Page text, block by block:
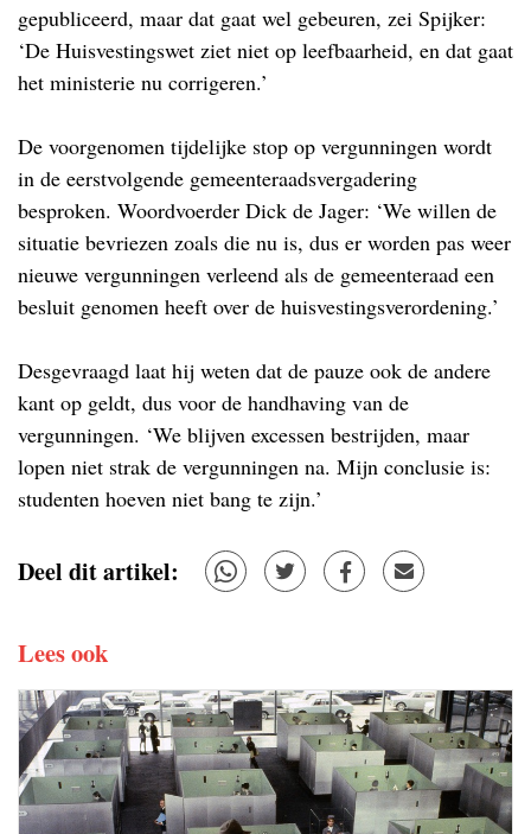
gepubliceerd, maar dat gaat wel gebeuren, zei Spijker:
‘De Huisvestingswet ziet niet op leefbaarheid, en dat gaat
het ministerie nu corrigeren.’
De voorgenomen tijdelijke stop op vergunningen wordt
in de eerstvolgende gemeenteraadsvergadering
besproken. Woordvoerder Dick de Jager: ‘We willen de
situatie bevriezen zoals die nu is, dus er worden pas weer
nieuwe vergunningen verleend als de gemeenteraad een
besluit genomen heeft over de huisvestingsverordening.’
Desgevraagd laat hij weten dat de pauze ook de andere
kant op geldt, dus voor de handhaving van de
vergunningen. ‘We blijven excessen bestrijden, maar
lopen niet strak de vergunningen na. Mijn conclusie is:
studenten hoeven niet bang te zijn.’
Deel dit artikel:
Lees ook